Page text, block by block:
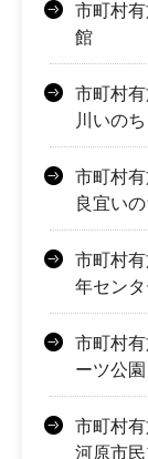
市町村
館
市町村
川いの
市町村
良宜い
市町村
年セン
市町村
ーツ公
市町村
河原市